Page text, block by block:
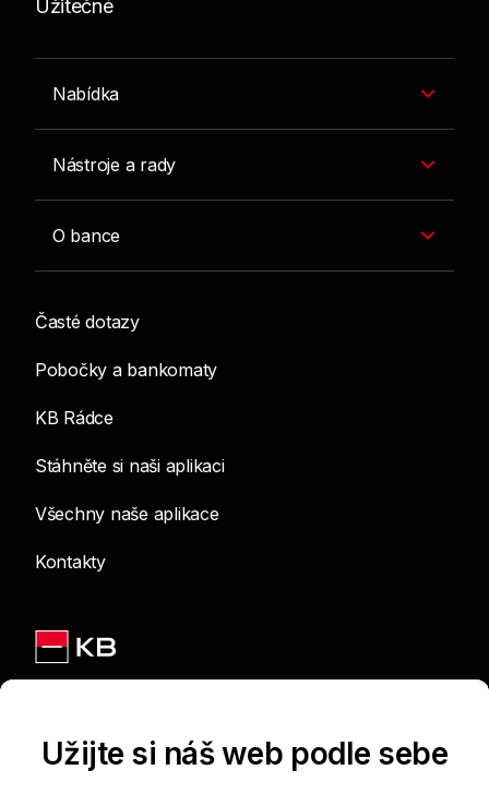
Užitečné
Nabídka
Nástroje a rady
O bance
Časté dotazy
Pobočky a bankomaty
KB Rádce
Stáhněte si naši aplikaci
Všechny naše aplikace
Kontakty
Užijte si náš web podle sebe